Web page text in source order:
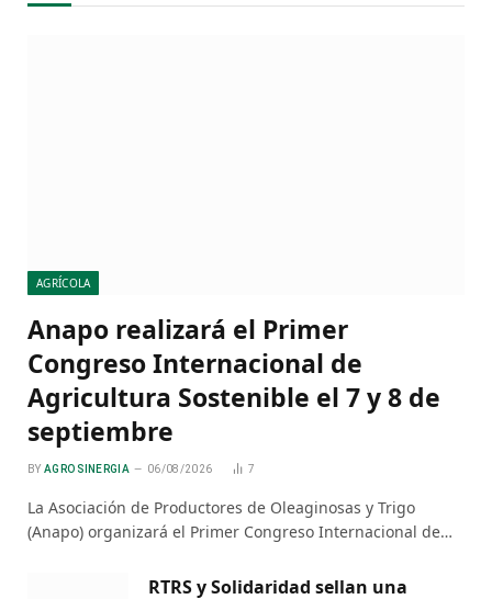
AGRÍCOLA
Anapo realizará el Primer
Congreso Internacional de
Agricultura Sostenible el 7 y 8 de
septiembre
BY AGRO SINERGIA 06/08/2026 7
La Asociación de Productores de Oleaginosas y Trigo
(Anapo) organizará el Primer Congreso Internacional de…
RTRS y Solidaridad sellan una